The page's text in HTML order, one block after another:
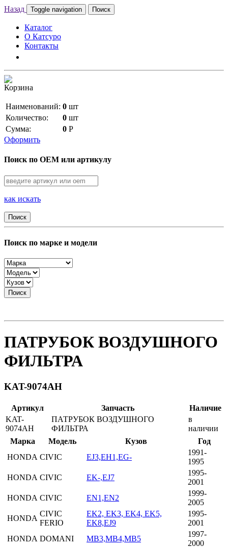
Назад Toggle navigation Поиск
Каталог
О Катсуро
Контакты
Корзина
Наименований: 0 шт
Количество:
0 шт
Сумма:
0 Р
Оформить
Поиск по OEM или артикулу
как искать
Поиск
Поиск по марке и модели
Поиск
ПАТРУБОК ВОЗДУШНОГО
ФИЛЬТРА
KAT-9074AH
Артикул Запчасть
Наличие
KAT-
9074AH
ПАТРУБОК ВОЗДУШНОГО
ФИЛЬТРА
в
наличии
Марка
Модель Кузов
Год
HONDA CIVIC EJ3,EH1,EG-
1991-
1995
HONDA CIVIC EK-,EJ7
1995-
2001
HONDA CIVIC EN1,EN2
1999-
2005
HONDA
CIVIC
FERIO
EK2, EK3, EK4, EK5,
EK8,EJ9
1995-
2001
HONDA DOMANI MB3,MB4,MB5
1997-
2000